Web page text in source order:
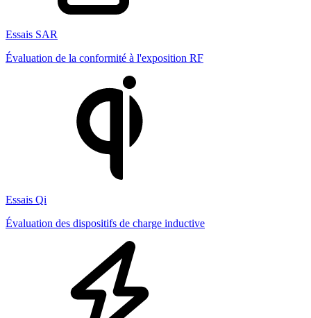
Essais SAR
Évaluation de la conformité à l'exposition RF
Essais Qi
Évaluation des dispositifs de charge inductive